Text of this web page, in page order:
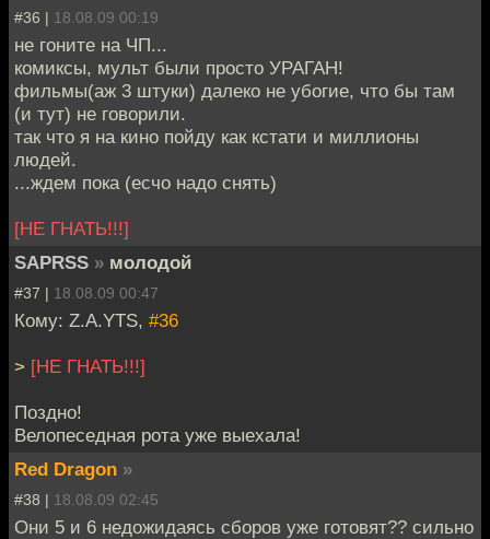
#36 | 18.08.09 00:19
не гоните на ЧП...
комиксы, мульт были просто УРАГАН!
фильмы(аж 3 штуки) далеко не убогие, что бы там
(и тут) не говорили.
так что я на кино пойду как кстати и миллионы
людей.
...ждем пока (есчо надо снять)
[НЕ ГНАТЬ!!!]
SAPRSS » молодой
#37 | 18.08.09 00:47
Кому: Z.A.YTS, #36
> [НЕ ГНАТЬ!!!]
Поздно!
Велопеседная рота уже выехала!
Red Dragon »
#38 | 18.08.09 02:45
Они 5 и 6 недожидаясь сборов уже готовят?? сильно